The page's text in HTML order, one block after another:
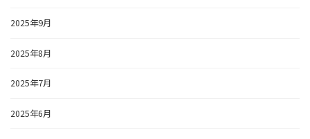
2025年9月
2025年8月
2025年7月
2025年6月